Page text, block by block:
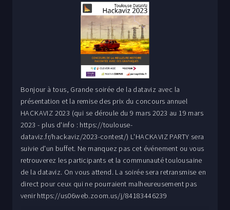
Bonjour à tous, Grande soirée de la dataviz avec la
présentation et la remise des prix du concours annuel
HACKAVIZ 2023 (qui se déroule du 9 mars 2023 au 19 mars
2023 - plus d'info : https://toulouse-
dataviz.fr/hackaviz/2023-contest/) L'HACKAVIZ PARTY sera
suivie d'un buffet. Ne manquez pas cet événement ou vous
retrouverez les participants et la communauté toulousaine
de la dataviz. On vous attend. La soirée sera retransmise en
direct pour ceux qui ne pourraient malheureusement pas
venir https://us06web.zoom.us/j/84183446239